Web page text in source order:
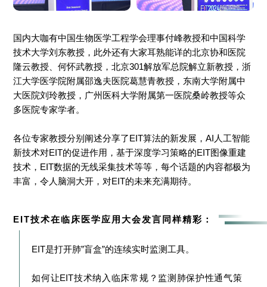
国内大咖有中国生物医学工程学会理事付峰教授和中国科学
技术大学刘东教授，此外还有大家耳熟能详的北京协和医院
隆云教授、何怀武教授，北京301解放军总院解立新教授，浙
江大学医学院附属邵逸夫医院葛慧青教授，东南大学附属中
大医院刘玲教授，广州医科大学附属第一医院桑岭教授等众
多医院专家学者。
各位专家教授分别阐述分享了EIT算法的新发展，AI人工智能
新技术对EIT的促进作用，基于深度学习策略的EIT图像重建
技术，EIT数据的无线采集技术等等，每个话题的内容都极为
丰富，令人脑洞大开，对EIT的未来充满期待。
EIT技术在临床医学应用大会发言同样精彩 ：
EIT是打开肺”盲盒”的连续实时监测工具。
如何让EIT技术纳入临床常规？监测肺保护性通气策